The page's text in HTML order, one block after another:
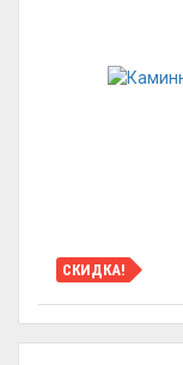
СКИДКА!